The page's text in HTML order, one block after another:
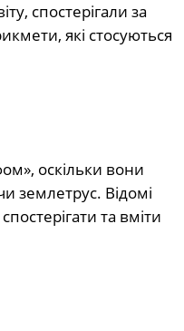
спостерігали за
які стосуються
оскільки вони
землетрус. Відомі
та вміти